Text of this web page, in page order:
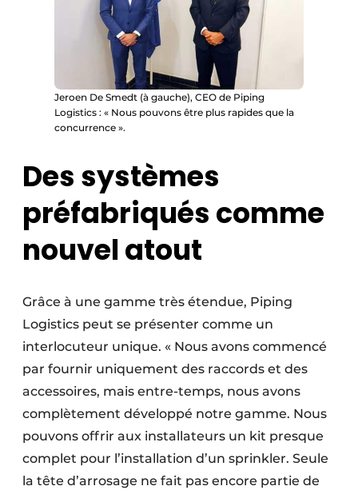
Jeroen De Smedt (à gauche), CEO de Piping
Logistics : « Nous pouvons être plus rapides que la
concurrence ».
Des systèmes
préfabriqués comme
nouvel atout
Grâce à une gamme très étendue, Piping
Logistics peut se présenter comme un
interlocuteur unique. « Nous avons commencé
par fournir uniquement des raccords et des
accessoires, mais entre-temps, nous avons
complètement développé notre gamme. Nous
pouvons offrir aux installateurs un kit presque
complet pour l’installation d’un sprinkler. Seule
la tête d’arrosage ne fait pas encore partie de